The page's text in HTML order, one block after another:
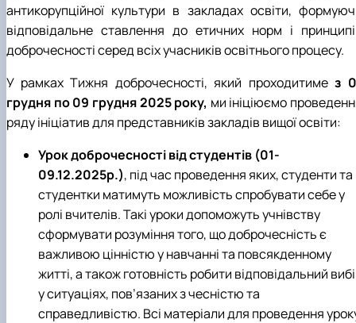
антикорупційної культури в закладах освіти,
відповідальне ставлення до етичних норм і
доброчесності серед всіх учасників освітнього процесу.
У рамках Тижня доброчесності, який проходитиме з
грудня по09 грудня2025 року, ми ініціюємо
ряду ініціатив для представників закладів вищої освіти:
Урок доброчесності від студентів (01-
09.12.2025р.), під час проведення яких, студенти та
студентки матимуть можливість спробувати себе у
ролі вчителів. Такі уроки допоможуть учнівству
сформувати розуміння того, що доброчесність є
важливою цінністю у навчанні та повсякденному
житті, а також готовність робити відповідальний
у ситуаціях, пов’язаних з чесністю та
справедливістю. Всі матеріали для проведення